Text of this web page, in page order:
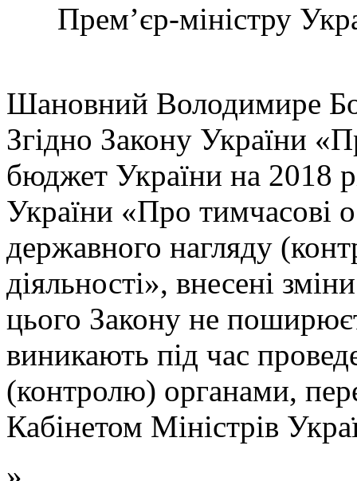
Прем’єр-міністру
Шановний Володимире
Згідно Закону України
бюджет України на 2018
України «Про тимчасові
державного нагляду
діяльності», внесені
цього Закону не
виникають під час
(контролю) органами,
Кабінетом Міністрів